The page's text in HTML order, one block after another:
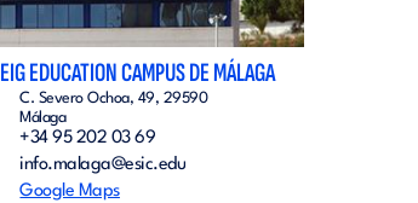
EIG EDUCATION CAMPUS DE MÁLAGA
C. Severo Ochoa, 49, 29590
Málaga
+34 95 202 03 69
info.malaga@esic.edu
Google Maps